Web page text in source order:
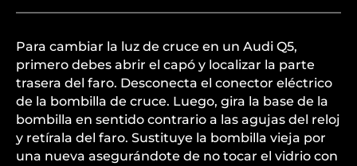
Para cambiar la luz de cruce en un Audi Q5,
primero debes abrir el capó y localizar la parte
trasera del faro. Desconecta el conector eléctrico
de la bombilla de cruce. Luego, gira la base de la
bombilla en sentido contrario a las agujas del reloj
y retírala del faro. Sustituye la bombilla vieja por
una nueva asegurándote de no tocar el vidrio con